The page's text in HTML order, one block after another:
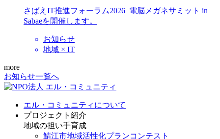
さばえIT推進フォーラム2026_電脳メガネサミット in
Sabaeを開催します。
お知らせ
地域 × IT
more
お知らせ一覧へ
エル・コミュニティについて
プロジェクト紹介
地域の担い手育成
鯖江市地域活性化プランコンテスト